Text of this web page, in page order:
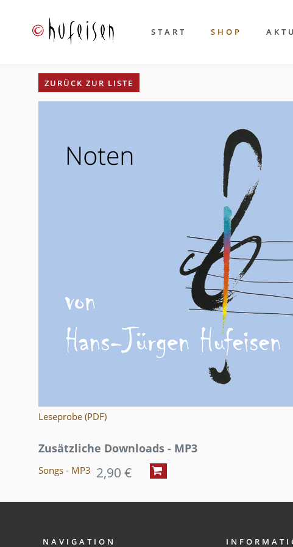
START SHOP
ZURÜCK ZUR LISTE
Leseprobe (PDF)
Zusätzliche Downloads - MP3
Songs - MP3 2,90 €
NAVIGATION